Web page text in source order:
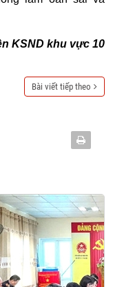
KSND khu vực 10
Bài viết tiếp theo